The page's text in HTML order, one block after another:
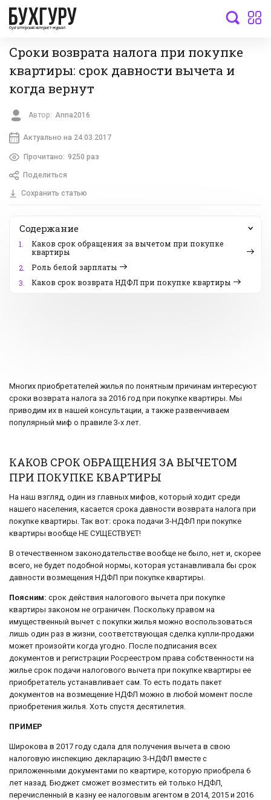
бухгалтерский интернет-журнал
Сроки возврата налога при покупке
квартиры: срок давности вычета и
когда вернут
Автор: Anna2016
Актуально на 24.03.2017
Прочитано: 9250 раз
Поделиться
Сохранить статью
Содержание
1.
Каков срок обращения за вычетом при покупке
квартиры
2.
Роль белой зарплаты
3.
Каков срок возврата НДФЛ при покупке квартиры
Многих приобретателей жилья по понятным причинам интересуют
сроки возврата налога за 2016 год при покупке квартиры. Мы
приводим их в нашей консультации, а также развенчиваем
популярный миф о правиле 3-х лет.
КАКОВ СРОК ОБРАЩЕНИЯ ЗА ВЫЧЕТОМ
ПРИ ПОКУПКЕ КВАРТИРЫ
На наш взгляд, один из главных мифов, который ходит среди
нашего населения, касается срока давности возврата налога при
покупке квартиры. Так вот: срока подачи 3-НДФЛ при покупке
квартиры вообще НЕ СУЩЕСТВУЕТ!
В отечественном законодательстве вообще не было, нет и, скорее
всего, не будет подобной нормы, которая устанавливала бы срок
давности возмещения НДФЛ при покупке квартиры.
Поясним: срок действия налогового вычета при покупке
квартиры законом не ограничен. Поскольку правом на
имущественный вычет с покупки жилья можно воспользоваться
лишь один раз в жизни, соответствующая сделка купли-продажи
может произойти когда угодно. После подписания всех
документов и регистрации Росреестром права собственности на
жилье срок подачи налогового вычета при покупке квартиры ее
приобретатель устанавливает сам. То есть подать пакет
документов на возмещение НДФЛ можно в любой момент после
приобретения жилья. Хоть спустя десятилетия.
ПРИМЕР
Широкова в 2017 году сдала для получения вычета в свою
налоговую инспекцию декларацию 3-НДФЛ вместе с
приложенными документами по квартире, которую приобрела 6
лет назад. Бюджет сможет возместить ей только НДФЛ,
перечисленный в казну ее налоговым агентом в 2014, 2015 и 2016